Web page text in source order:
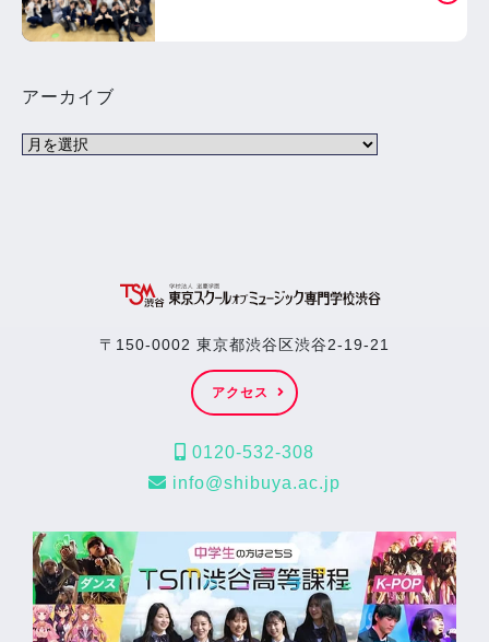
アーカイブ
〒150-0002 東京都渋谷区渋谷2-19-21
アクセス
0120-532-308
info@shibuya.ac.jp